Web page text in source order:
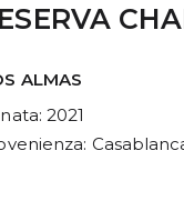
ALMAS
: 2021
: